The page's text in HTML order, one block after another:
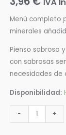
IVA
Menú completo
minerales
Pienso sabroso
con sabrosas
necesidades de
Disponibilidad:
- +